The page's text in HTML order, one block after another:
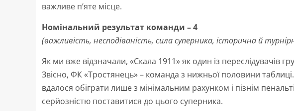
важливе п’яте місце.
Номінальний результат команди – 4
(важливість, несподіваність, сила суперника, історична й
Як ми вже відзначали, «Скала 1911» як один із переслідувачів
Звісно, ФК «Тростянець» – команда з нижньої половини
вдалося обіграти лише з мінімальним рахунком і пізнім
серйозністю поставитися до цього суперника.